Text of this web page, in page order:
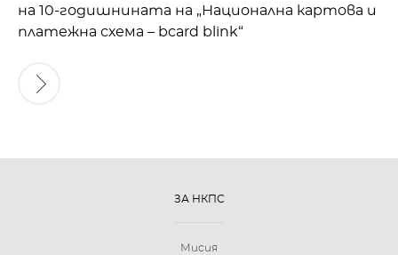
на 10-годишнината на „Национална картова и
платежна схема – bcard blink“
ЗА НКПС
Мисия